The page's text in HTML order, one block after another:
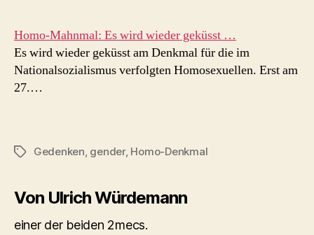
Homo-Mahnmal: Es wird wieder geküsst …
Es wird wieder geküsst am Denkmal für die im
Nationalsozialismus verfolgten Homosexuellen. Erst am
27.…
Schlagwörter
Gedenken, gender, Homo-Denkmal
Von Ulrich Würdemann
einer der beiden 2mecs.